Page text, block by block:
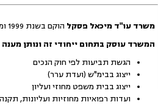
משרד עו"ד מיכאל פסקל הוקם בשנת 1999 ומנוהל ע"י עו"ד מיכאל פסקל, אשר משמש כעו"ד מאז שנת 1995
המשרד עוסק בתחום ייחודי זה ונותן
הגשת תביעות לפי חוק הנכים
ייצוג בבימ"ש (ועדת ערר)
ייצוג בבית משפט מחוזי ועליון
ועדות רפואיות מחוזיות ועליונות, תקנה 9 וערעור עליהן